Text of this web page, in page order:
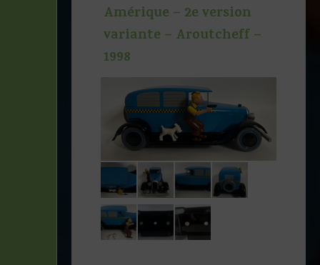
Amérique – 2e version
variante – Aroutcheff –
1998